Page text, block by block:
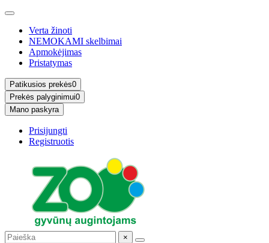
Verta žinoti
NEMOKAMI skelbimai
Apmokėjimas
Pristatymas
Patikusios prekės0
Prekės palyginimui0
Mano paskyra
Prisijungti
Registruotis
×